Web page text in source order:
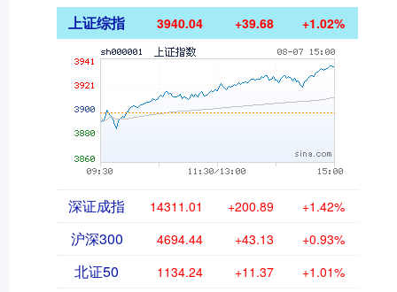
上证综指 3940.04 +39.68 +1.02%
深证成指 14311.01 +200.89 +1.42%
沪深300 4694.44 +43.13 +0.93%
北证50 1134.24 +11.37 +1.01%